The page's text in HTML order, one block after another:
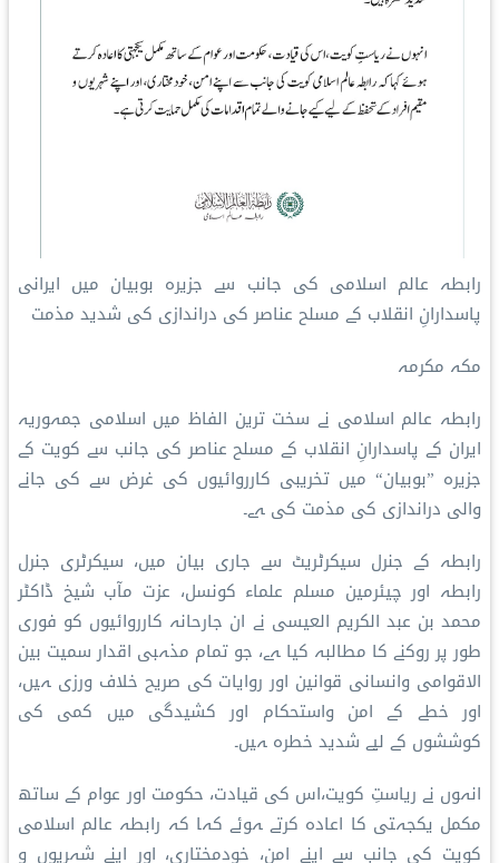
رابطہ عالم اسلامی کی جانب سے جزیرہ بوبیان میں ایرانی
پاسدارانِ انقلاب کے مسلح عناصر کی دراندازی کی شدید مذمت
مکہ مکرمہ
رابطہ عالم اسلامی نے سخت ترین الفاظ میں اسلامی جمہوریہ
ایران کے پاسدارانِ انقلاب کے مسلح عناصر کی جانب سے کویت کے
جزیرہ ”بوبیان“ میں تخریبی کارروائیوں کی غرض سے کی جانے
والی دراندازی کی مذمت کی ہے۔
رابطہ کے جنرل سیکرٹریٹ سے جاری بیان میں، سیکرٹری جنرل
رابطہ اور چیئرمین مسلم علماء کونسل، عزت مآب شیخ ڈاکٹر
محمد بن عبد الکریم العیسی نے ان جارحانہ کارروائیوں کو فوری
طور پر روکنے کا مطالبہ کیا ہے، جو تمام مذہبی اقدار سمیت بین
الاقوامی وانسانی قوانین اور روایات کی صریح خلاف ورزی ہیں،
اور خطے کے امن واستحکام اور کشیدگی میں کمی کی
کوششوں کے لیے شدید خطرہ ہیں۔
انہوں نے ریاستِ کویت،اس کی قیادت، حکومت اور عوام کے ساتھ
مکمل یکجہتی کا اعادہ کرتے ہوئے کہا کہ رابطہ عالم اسلامی
کویت کی جانب سے اپنے امن، خودمختاری، اور اپنے شہریوں و